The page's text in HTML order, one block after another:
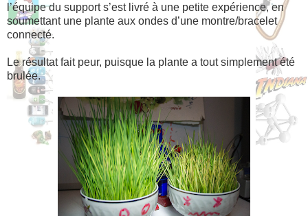
l’équipe du support s’est livré à une petite expérience, en
soumettant une plante aux ondes d’une montre/bracelet
connecté.
Le résultat fait peur, puisque la plante a tout simplement été
brulée.